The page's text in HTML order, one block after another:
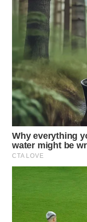
ADVOKAT
WAHANA
INFRASTRUKTUR
WAHANA
KONSUMEN
WAHANA
LISTRIK
WAHANA
TRAVEL
WAHANANEWS